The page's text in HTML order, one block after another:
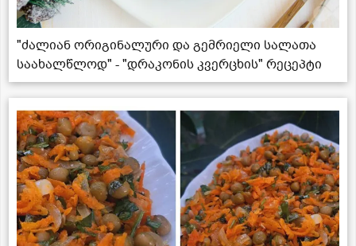
"ძალიან ორიგინალური და გემრიელი სალათა
საახალწლოდ" - "დრაკონის კვერცხის" რეცეპტი